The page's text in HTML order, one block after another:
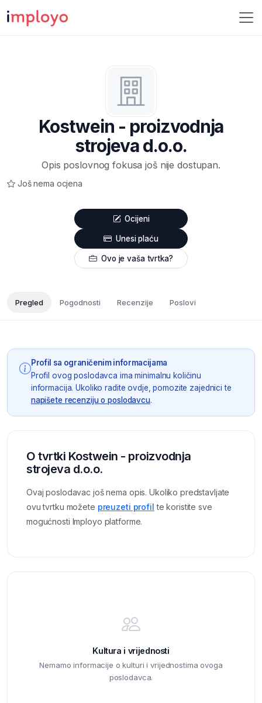
Kostwein - proizvodnja
strojeva d.o.o.
Opis poslovnog fokusa još nije dostupan.
Još nema ocjena
Ocijeni
Unesi plaću
Ovo je vaša tvrtka?
Pregled Pogodnosti Recenzije Poslovi
Profil sa ograničenim informacijama
Profil ovog poslodavca ima minimalnu količinu
informacija. Ukoliko radite ovdje, pomozite zajednici te
napišete recenziju o poslodavcu.
O tvrtki Kostwein - proizvodnja
strojeva d.o.o.
Ovaj poslodavac još nema opis. Ukoliko predstavljate
ovu tvrtku možete preuzeti profil te koristite sve
mogućnosti Imployo platforme.
Kultura i vrijednosti
Nemamo informacije o kulturi i vrijednostima ovoga
poslodavca.